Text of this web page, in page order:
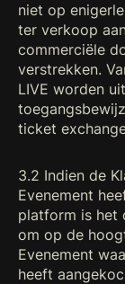
niet op
ter verkoop
commerciële
verstrekken.
LIVE worden
ticket
3.2 Indien de
Evenement
platform is het
om op de
Evenement
heeft